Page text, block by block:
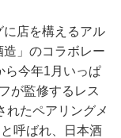
店を構えるアル
」のコラボレー
ら今年1月いっぱ
が監修するレス
れたペアリングメ
呼ばれ、日本酒